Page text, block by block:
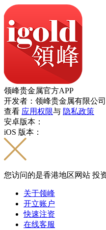
领峰贵金属官方APP
开发者：领峰贵金属有限公司
查看 应用权限与 隐私政策
安卓版本：
iOS 版本：
您访问的是香港地区网站 投
关于领峰
开立账户
快速注资
在线客服